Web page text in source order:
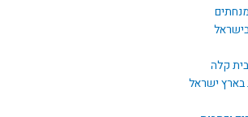
קלה
בארץ ישראל